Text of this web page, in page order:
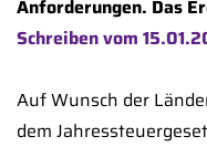
Anforderungen. Das
Schreiben vom
Auf Wunsch der
dem